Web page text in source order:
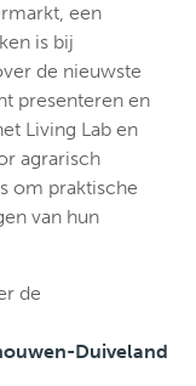
een
is bij
de nieuwste
presenteren en
Living Lab en
agrarisch
om praktische
van hun
de
Duiveland